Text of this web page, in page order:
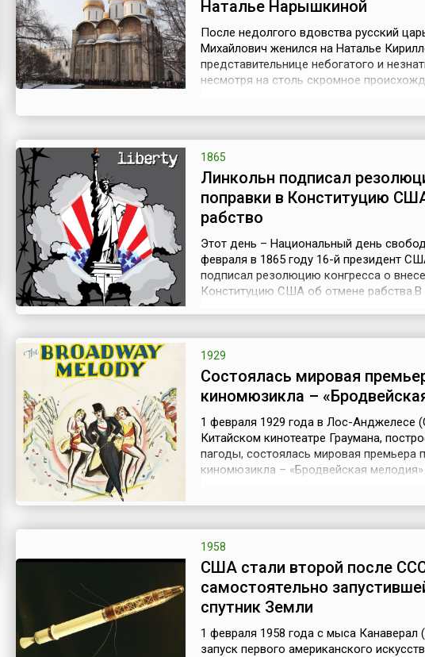
Наталье Нарышкиной
После недолгого вдовства русский
Михайлович женился на Наталье
представительнице небогатого и
несмотря на столь скромное
самым просвещенным и передовым
1865
Линкольн подписал
поправки в Конституцию
рабство
Этот день – Национальный день
февраля в 1865 году 16-й президент
подписал резолюцию конгресса о
Конституцию США об отмене рабства.В
сторонник отмены рабства. Избрание
Линкольна стало сигналом для рабов...
1929
Cостоялась мировая
киномюзикла –
1 февраля 1929 года в Лос-Анджелесе
Китайском кинотеатре Граумана,
пагоды, состоялась мировая премьера
киномюзикла – «Бродвейская мелодия»
история двух сестер, увле...
1958
США стали второй после
самостоятельно
спутник Земли
1 февраля 1958 года с мыса
запуск первого американского